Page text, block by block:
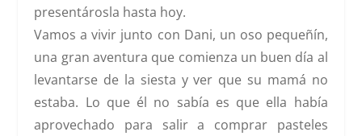
presentárosla hasta hoy.
Vamos a vivir junto con Dani, un oso pequeñín,
una gran aventura que comienza un buen día al
levantarse de la siesta y ver que su mamá no
estaba. Lo que él no sabía es que ella había
aprovechado para salir a comprar pasteles